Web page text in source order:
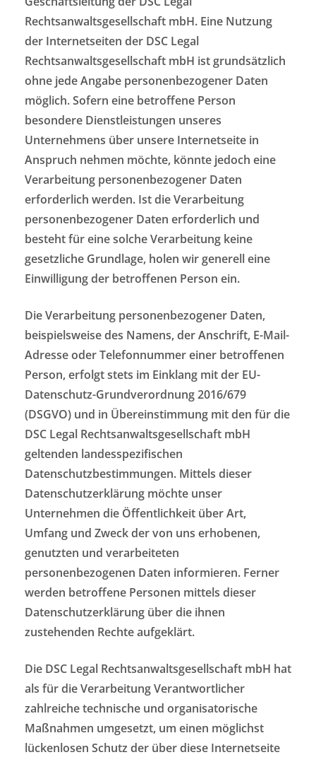
Rechtsanwaltsgesellschaft mbH. Eine Nutzung
der Internetseiten der DSC Legal
Rechtsanwaltsgesellschaft mbH ist grundsätzlich
ohne jede Angabe personenbezogener Daten
möglich. Sofern eine betroffene Person
besondere Dienstleistungen unseres
Unternehmens über unsere Internetseite in
Anspruch nehmen möchte, könnte jedoch eine
Verarbeitung personenbezogener Daten
erforderlich werden. Ist die Verarbeitung
personenbezogener Daten erforderlich und
besteht für eine solche Verarbeitung keine
gesetzliche Grundlage, holen wir generell eine
Einwilligung der betroffenen Person ein.
Die Verarbeitung personenbezogener Daten,
beispielsweise des Namens, der Anschrift, E-Mail-
Adresse oder Telefonnummer einer betroffenen
Person, erfolgt stets im Einklang mit der EU-
Datenschutz-Grundverordnung 2016/679
(DSGVO) und in Übereinstimmung mit den für die
DSC Legal Rechtsanwaltsgesellschaft mbH
geltenden landesspezifischen
Datenschutzbestimmungen. Mittels dieser
Datenschutzerklärung möchte unser
Unternehmen die Öffentlichkeit über Art,
Umfang und Zweck der von uns erhobenen,
genutzten und verarbeiteten
personenbezogenen Daten informieren. Ferner
werden betroffene Personen mittels dieser
Datenschutzerklärung über die ihnen
zustehenden Rechte aufgeklärt.
Die DSC Legal Rechtsanwaltsgesellschaft mbH hat
als für die Verarbeitung Verantwortlicher
zahlreiche technische und organisatorische
Maßnahmen umgesetzt, um einen möglichst
lückenlosen Schutz der über diese Internetseite